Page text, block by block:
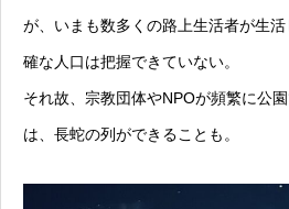
が、いまも数多くの路上生活者が生
確な人口は把握できていない。
それ故、宗教団体やNPOが頻繁に公
は、長蛇の列ができることも。